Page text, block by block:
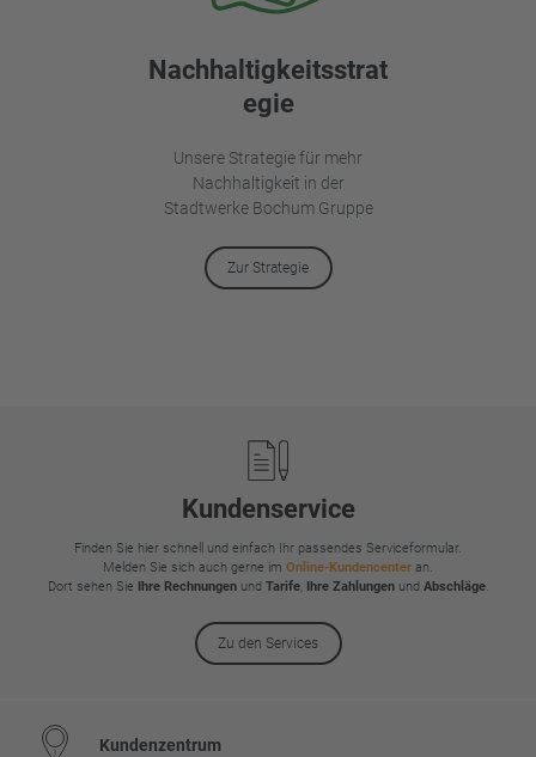
Nachhaltigkeitsstrat
egie
Unsere Strategie für mehr
Nachhaltigkeit in der
Stadtwerke Bochum Gruppe
Zur Strategie
Kundenservice
Finden Sie hier schnell und einfach Ihr passendes Serviceformular.
Melden Sie sich auch gerne im Online-Kundencenter an.
Dort sehen Sie Ihre Rechnungenund Tarife, Ihre Zahlungenund Abschläge.
Zu den Services
Kundenzentrum